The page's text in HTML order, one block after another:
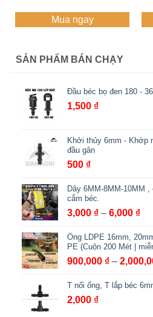
Mua ngay
SẢN PHẨM BÁN CHẠY
Đầu béc bọ đen 180 -
1,500 ₫
Khởi thủy 6mm - Khớp
đầu gân
500 ₫
Dây 6MM-8MM-10MM
cắm béc.
3,000 ₫ – 6,000 ₫
từ
Ống LDPE 16mm,
PE (Cuộn 200 Mét |
900,000 ₫ –
T nối ống, T lắp béc
2,000 ₫